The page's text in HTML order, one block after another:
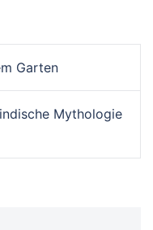
Garten
Mythologie